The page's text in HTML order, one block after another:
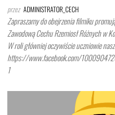
przez ADMINISTRATOR_CECH
Zapraszamy do obejrzenia filmiku
Zawodową Cechu Rzemiosł Różnych w
W roli główniej oczywiście uczniowie
https://www.facebook.com/
1